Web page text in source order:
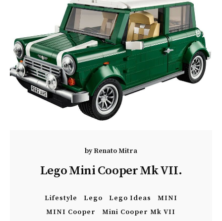
byRenato Mitra
Lego Mini Cooper Mk VII.
Lifestyle Lego Lego Ideas
MINI
MINI Cooper
Mini Cooper Mk VII